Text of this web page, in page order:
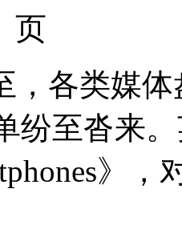
，各类媒
纷至沓来
》